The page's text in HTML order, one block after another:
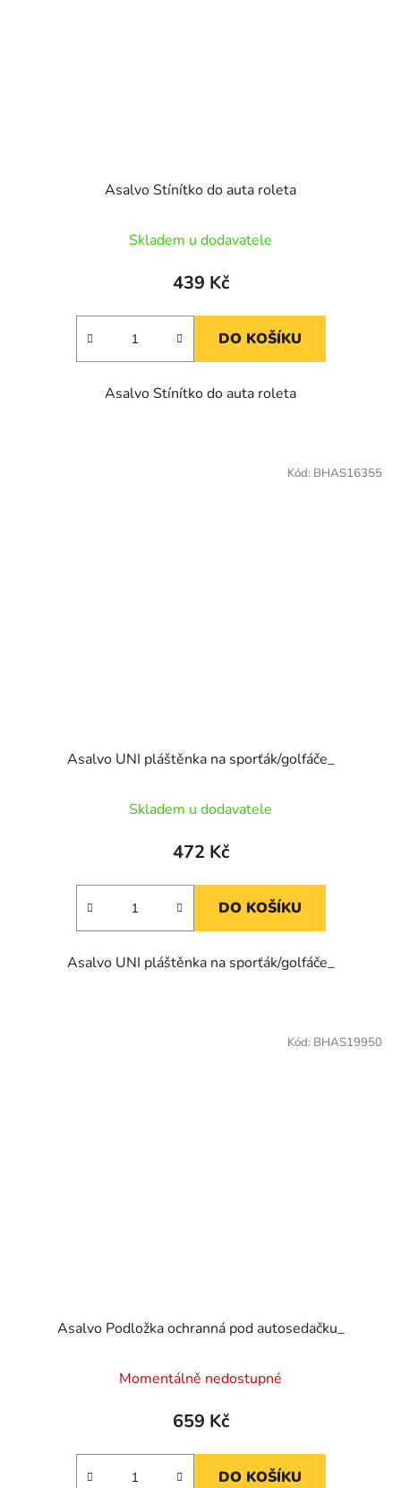
Asalvo Stínítko do auta roleta
Skladem u dodavatele
439 Kč
DO KOŠÍKU
Asalvo Stínítko do auta roleta
Asalvo UNI pláštěnka na sporťák/golfáče_
Skladem u dodavatele
472 Kč
DO KOŠÍKU
Asalvo UNI pláštěnka na sporťák/golfáče_
Kód: BHAS16355
Asalvo Podložka ochranná pod autosedačku_
Momentálně nedostupné
659 Kč
DO KOŠÍKU
Kód: BHAS19950